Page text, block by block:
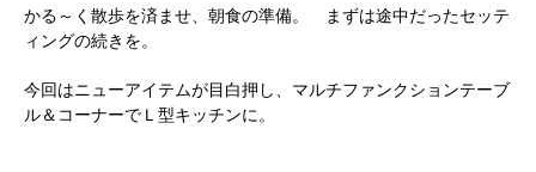
かる～く散歩を済ませ、朝食の準備。 まずは途中だったセッテ
ィングの続きを。
今回はニューアイテムが目白押し、マルチファンクションテーブ
ル＆コーナーでＬ型キッチンに。